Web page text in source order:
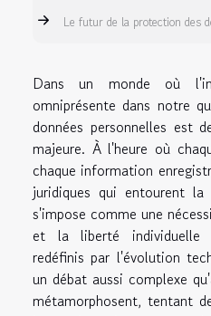
Le futur de la protection des
Dans un monde où
omniprésente dans notre
données personnelles est
majeure. À l'heure où
chaque information
juridiques qui entourent
s'impose comme une
et la liberté individuelle
redéfinis par l'évolution
un débat aussi complexe
métamorphosent, tentant